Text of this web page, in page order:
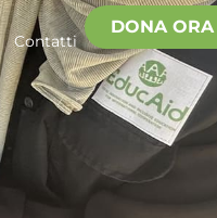
Contatti
DONA ORA